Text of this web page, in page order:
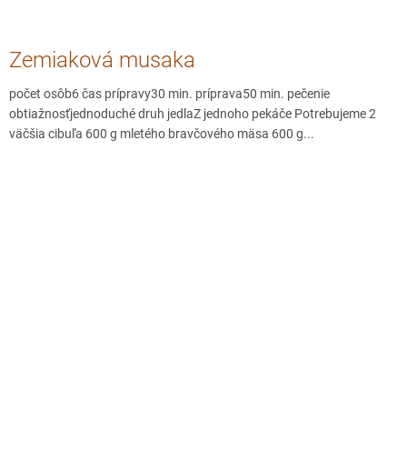
Zemiaková musaka
počet osôb6 čas prípravy30 min. príprava50 min. pečenie
obtiažnosťjednoduché druh jedlaZ jednoho pekáče Potrebujeme 2
väčšia cibuľa 600 g mletého bravčového mäsa 600 g...